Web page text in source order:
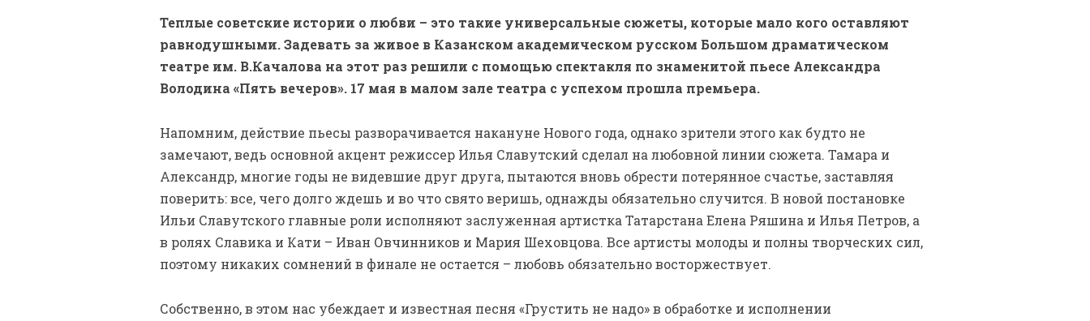
Теплые советские истории о любви – это такие универсальные сюжеты, которые мало кого оставляют
равнодушными. Задевать за живое в Казанском академическом русском Большом драматическом
театре им. В.Качалова на этот раз решили с помощью спектакля по знаменитой пьесе Александра
Володина «Пять вечеров». 17 мая в малом зале театра с успехом прошла премьера.
Напомним, действие пьесы разворачивается накануне Нового года, однако зрители этого как будто не
замечают, ведь основной акцент режиссер Илья Славутский сделал на любовной линии сюжета. Тамара и
Александр, многие годы не видевшие друг друга, пытаются вновь обрести потерянное счастье, заставляя
поверить: все, чего долго ждешь и во что свято веришь, однажды обязательно случится. В новой постановке
Ильи Славутского главные роли исполняют заслуженная артистка Татарстана Елена Ряшина и Илья Петров, а
в ролях Славика и Кати – Иван Овчинников и Мария Шеховцова. Все артисты молоды и полны творческих сил,
поэтому никаких сомнений в финале не остается – любовь обязательно восторжествует.
Собственно, в этом нас убеждает и известная песня «Грустить не надо» в обработке и исполнении